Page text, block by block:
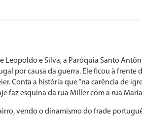
Leopoldo e Silva, a Paróquia Santo
por causa da guerra. Ele ficou à frente
Conta a história que “na carência de
faz esquina da rua Miller com a rua
vendo o dinamismo do frade